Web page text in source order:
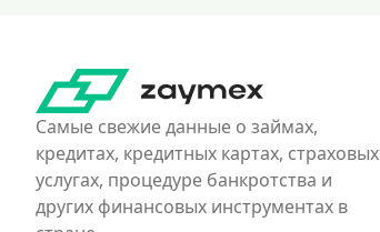
Самые свежие данные о займах,
кредитах, кредитных картах, страховых
услугах, процедуре банкротства и
других финансовых инструментах в